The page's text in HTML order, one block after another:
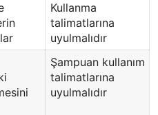
Kullanma
talimatlarına
uyulmalıdır
Şampuan kullanım
talimatlarına
uyulmalıdır